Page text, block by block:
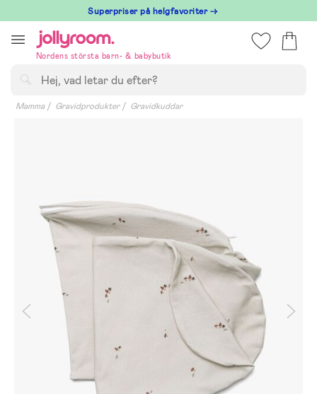
till
innehållet
Superpriser på helgfavoriter →
Nordens största barn- & babybutik
Mamma Gravidprodukter Gravidkuddar